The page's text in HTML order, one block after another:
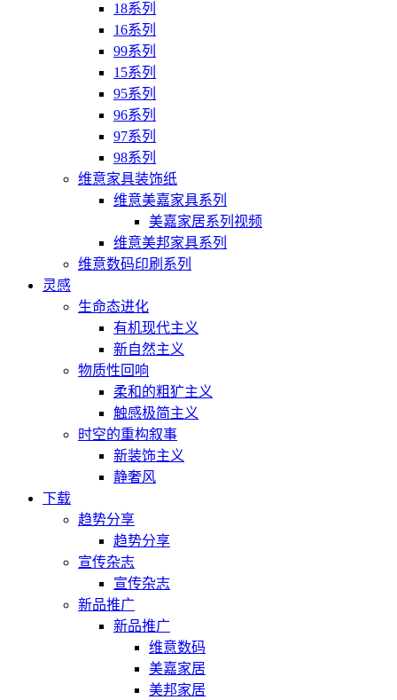
18系列
16系列
99系列
15系列
95系列
96系列
97系列
98系列
维意家具装饰纸
维意美嘉家具系列
美嘉家居系列视频
维意美邦家具系列
维意数码印刷系列
灵感
生命态进化
有机现代主义
新自然主义
物质性回响
柔和的粗犷主义
触感极简主义
时空的重构叙事
新装饰主义
静奢风
下载
趋势分享
趋势分享
宣传杂志
宣传杂志
新品推广
新品推广
维意数码
美嘉家居
美邦家居